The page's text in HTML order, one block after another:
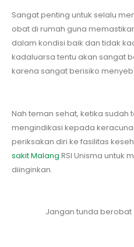
Sangat penting untuk selalu
obat di rumah guna
dalam kondisi baik dan tidak
kadaluarsa tentu akan sangat
karena sangat berisiko
Nah teman sehat, ketika
mengindikasi kepada
periksakan diri ke fasilitas
sakit Malang RSI Unisma untuk
diinginkan.
Jangan tunda berobat